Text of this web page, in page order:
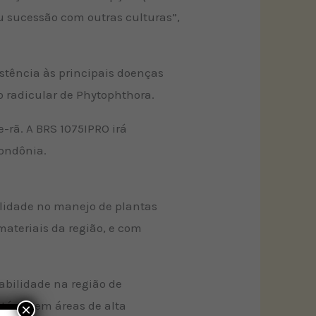
com outras culturas”,
às principais doenças
radicular de Phytophthora.
A BRS 1075IPRO irá
no manejo de plantas
da região, e com
na região de
em áreas de alta
×